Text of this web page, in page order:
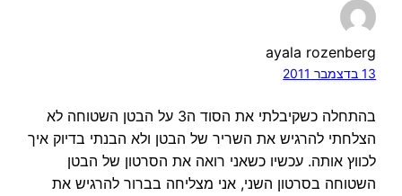
ayala rozenberg
13 בדצמבר 2011
בהתחלה כשקיבלתי את הסוד ה3 על הבטן השטוחה לא
הצלחתי להרגיש את השריר של הבטן ולא הבנתי בדיוק איך
לכווץ אותה. עכשיו כשאני רואה את הסרטון של הבטן
השטוחה בסרטון השני, אני מצליחה בברור להרגיש את